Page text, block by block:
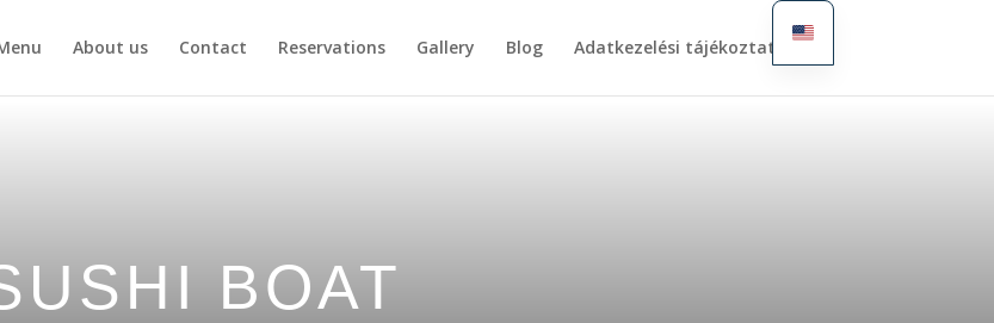
About us Contact Reservations Gallery Blog Adatkezelési tájékoztató
BOAT